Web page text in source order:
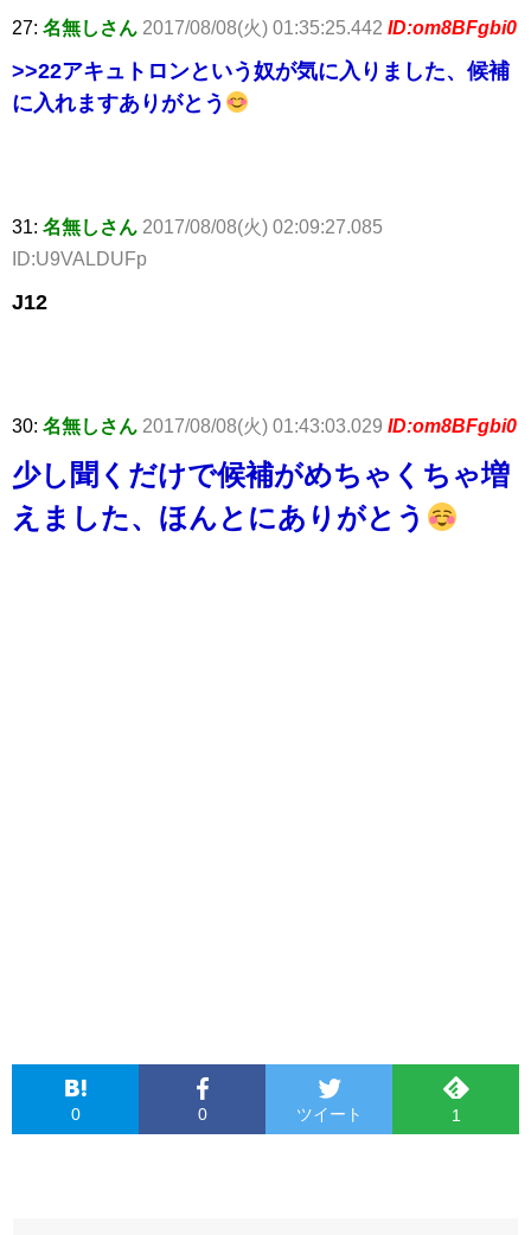
27: 名無しさん 2017/08/08(火) 01:35:25.442 ID:om8BFgbi0
>>22アキュトロンという奴が気に入りました、候補
に入れますありがとう
31: 名無しさん 2017/08/08(火) 02:09:27.085
ID:U9VALDUFp
J12
30: 名無しさん 2017/08/08(火) 01:43:03.029 ID:om8BFgbi0
少し聞くだけで候補がめちゃくちゃ増
えました、ほんとにありがとう
0 0 ツイート 1